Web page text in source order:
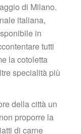
di Milano.
italiana,
in
tutti
la cotoletta
specialità più
della città un
proporre la
di carne